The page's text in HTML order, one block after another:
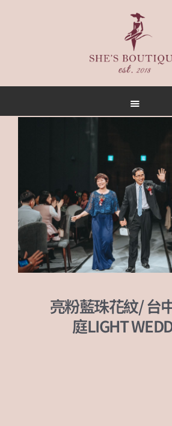
首頁
禮服出租
禮服作品
店內空間
客戶推薦
聯名合作
預約方式
亮粉藍珠花紋/ 台
庭LIGHT